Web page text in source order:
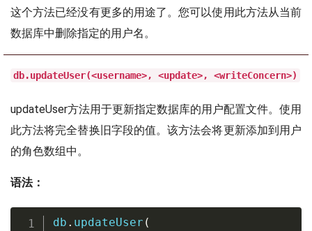
这个方法已经没有更多的用途了。您可以使用此方法从当前
数据库中删除指定的用户名。
db.updateUser(<username>, <update>, <writeConcern>)
updateUser方法用于更新指定数据库的用户配置文件。使用
此方法将完全替换旧字段的值。该方法会将更新添加到用户
的角色数组中。
语法：
db . updateUser (